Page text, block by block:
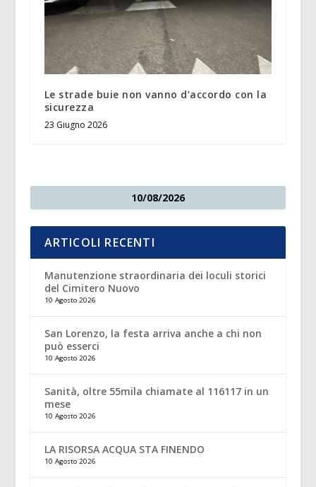
Le strade buie non vanno d’accordo con la
sicurezza
23 Giugno 2026
10/08/2026
ARTICOLI RECENTI
Manutenzione straordinaria dei loculi storici
del Cimitero Nuovo
10 Agosto 2026
San Lorenzo, la festa arriva anche a chi non
può esserci
10 Agosto 2026
Sanità, oltre 55mila chiamate al 116117 in un
mese
10 Agosto 2026
LA RISORSA ACQUA STA FINENDO
10 Agosto 2026